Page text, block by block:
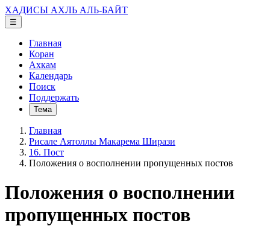
ХАДИСЫ АХЛЬ АЛЬ-БАЙТ
☰
Главная
Коран
Ахкам
Календарь
Поиск
Поддержать
Тема
Главная
Рисале Аятоллы Макарема Ширази
16. Пост
Положения о восполнении пропущенных постов
Положения о восполнении
пропущенных постов